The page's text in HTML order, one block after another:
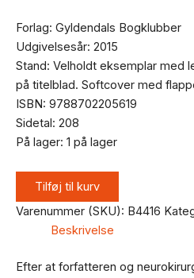
Forlag: Gyldendals Bogklubber
Udgivelsesår: 2015
Stand: Velholdt eksemplar med
på titelblad. Softcover med
ISBN: 9788702205619
Sidetal: 208
På lager: 1 på lager
Tilføj til kurv
Varenummer (SKU): B4416
Beskrivelse
Efter at forfatteren og